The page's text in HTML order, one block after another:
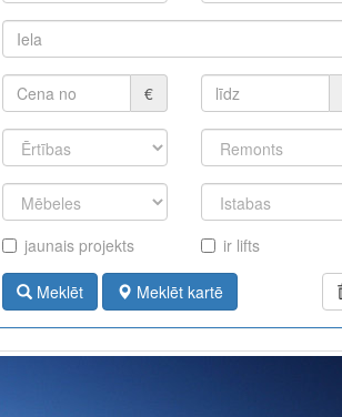
€
jaunais projekts ir lifts
Meklēt Meklēt kartē